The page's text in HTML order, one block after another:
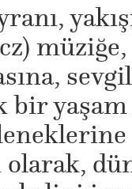
müziğe,
bir